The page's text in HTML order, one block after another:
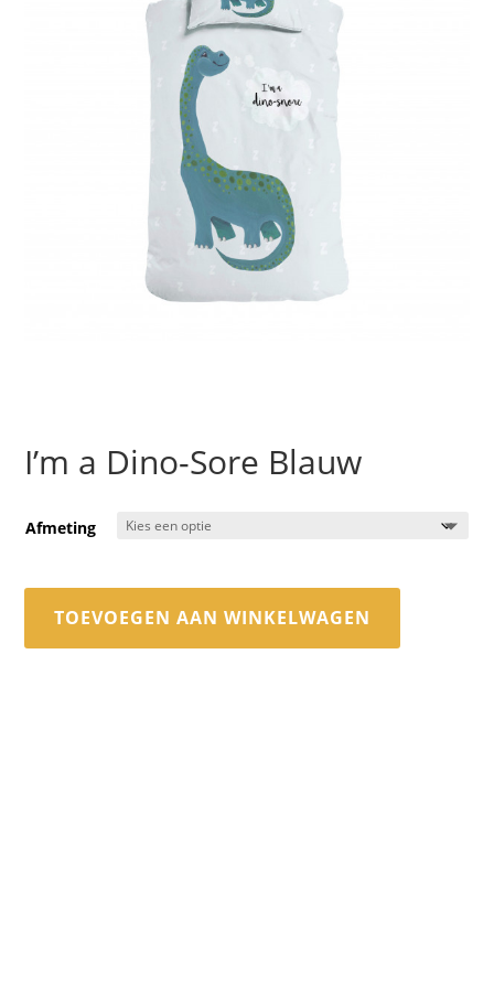
I’m a Dino-Sore Blauw
Afmeting
TOEVOEGEN AAN WINKELWAGEN